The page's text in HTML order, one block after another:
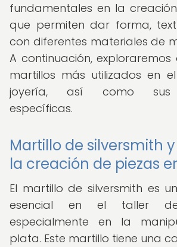
fundamentales en la
que permiten dar forma,
con diferentes materiales de
A continuación,
martillos más utilizados en
joyería, así como sus
específicas.
Martillo de silversmith
la creación de piezas
El martillo de silversmith es
esencial en el taller
especialmente en la
plata. Este martillo tiene una